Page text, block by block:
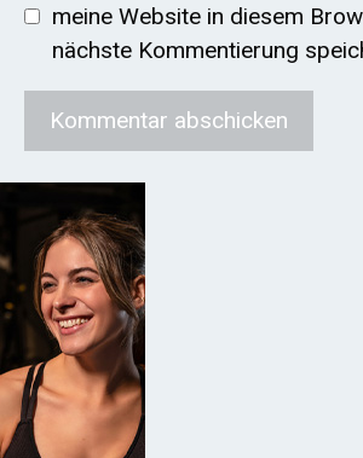
meine Website in diesem
nächste Kommentierung